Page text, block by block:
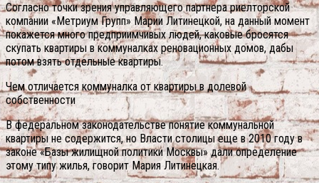
Согласно точки зрения управляющего партнера риелторской
компании «Метриум Групп» Марии Литинецкой, на данный момент
покажется много предприимчивых людей, каковые бросятся
скупать квартиры в коммуналках реновационных домов, дабы
потом взять отдельные квартиры.
Чем отличается коммуналка от квартиры в долевой
собственности
В федеральном законодательстве понятие коммунальной
квартиры не содержится, но Власти столицы еще в 2010 году в
законе «Базы жилищной политики Москвы» дали определение
этому типу жилья, говорит Мария Литинецкая.